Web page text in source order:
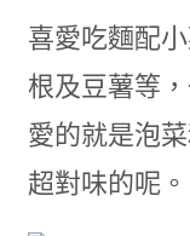
喜愛吃麵配
根及豆薯等
愛的就是泡
超對味的呢。